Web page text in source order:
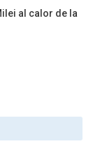
al calor de la